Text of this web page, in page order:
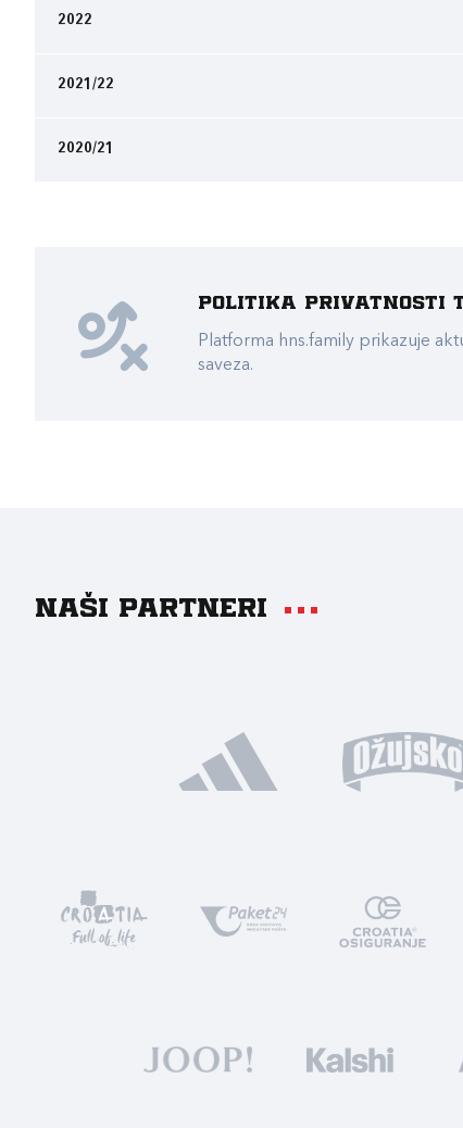
2022
2021/22
2020/21
Politika privatnosti
Platforma hns.family prikazuje
saveza.
Naši partneri